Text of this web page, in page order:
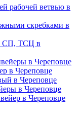
рабочей ветвью в
скребками в
СП, ТСЦ в
в Череповце
в Череповце
в Череповце
в Череповце
в Череповце